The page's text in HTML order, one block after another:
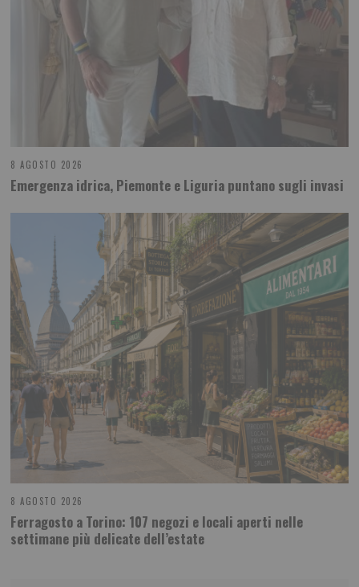
8 AGOSTO 2026
Emergenza idrica, Piemonte e Liguria puntano sugli invasi
8 AGOSTO 2026
Ferragosto a Torino: 107 negozi e locali aperti nelle
settimane più delicate dell’estate